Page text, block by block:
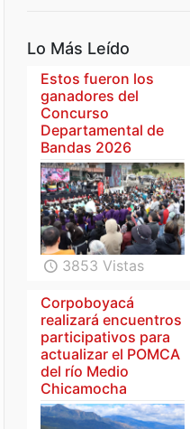
Lo Más Leído
Estos fueron los
ganadores del
Concurso
Departamental de
Bandas 2026
3853 Vistas
Corpoboyacá
realizará encuentros
participativos para
actualizar el POMCA
del río Medio
Chicamocha